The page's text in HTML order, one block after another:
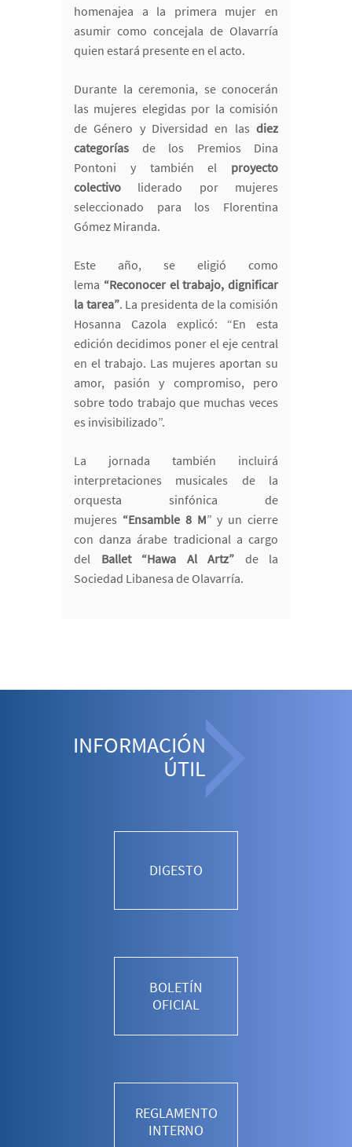
homenajea a la primera mujer en
asumir como concejala de Olavarría
quien estará presente en el acto.
Durante la ceremonia, se conocerán
las mujeres elegidas por la comisión
de Género y Diversidad en las diez
categorías de los Premios Dina
Pontoni y también el proyecto
colectivo liderado por mujeres
seleccionado para los Florentina
Gómez Miranda.
Este año, se eligió como
lema “Reconocer el trabajo, dignificar
la tarea”. La presidenta de la comisión
Hosanna Cazola explicó: “En esta
edición decidimos poner el eje central
en el trabajo. Las mujeres aportan su
amor, pasión y compromiso, pero
sobre todo trabajo que muchas veces
es invisibilizado”.
La jornada también incluirá
interpretaciones musicales de la
orquesta sinfónica de
mujeres “Ensamble 8 M” y un cierre
con danza árabe tradicional a cargo
del Ballet “Hawa Al Artz” de la
Sociedad Libanesa de Olavarría.
INFORMACIÓN
ÚTIL
DIGESTO
BOLETÍN
OFICIAL
REGLAMENTO
INTERNO